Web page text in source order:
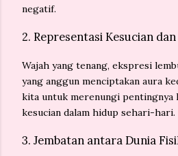
negatif.
2. Representasi Kesucian
Wajah yang tenang, ekspresi
yang anggun menciptakan aura
kita untuk merenungi pentingnya
kesucian dalam hidup sehari-hari.
3. Jembatan antara Dunia